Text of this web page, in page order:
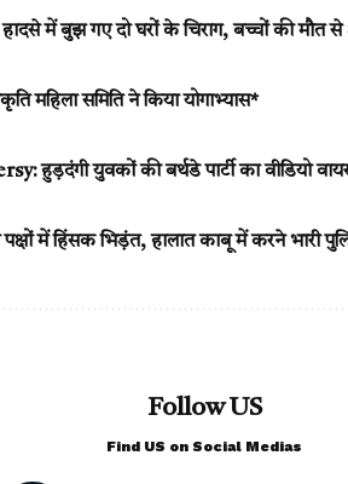
में बुझ गए दो घरों के चिराग, बच्चों की मौत से
महिला समिति ने किया योगाभ्यास*
हुड़दंगी युवकों की बर्थडे पार्टी का वीडियो
पक्षों में हिंसक भिड़ंत, हालात काबू में करने भारी
Follow US
Find US on Social Medias